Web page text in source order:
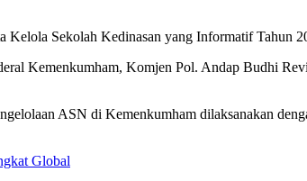
Kelola Sekolah Kedinasan yang Informatif Tahun
Kemenkumham, Komjen Pol. Andap Budhi
ASN di Kemenkumham dilaksanakan
Global